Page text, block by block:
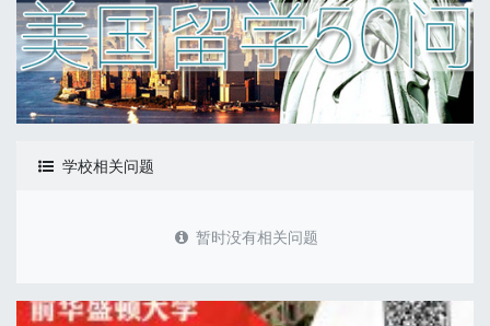
学校相关问题
暂时没有相关问题